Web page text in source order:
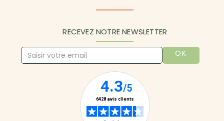
RECEVEZ NOTRE NEWSLETTER
OK